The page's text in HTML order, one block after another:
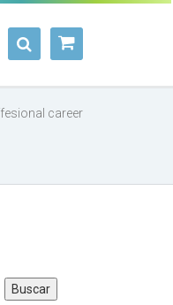
career
Buscar